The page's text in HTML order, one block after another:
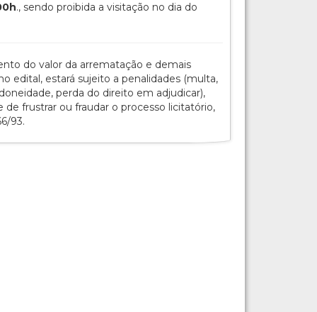
., sendo proibida a visitação no dia do
do valor da arrematação e demais
edital, estará sujeito a penalidades (multa,
perda do direito em adjudicar),
frustrar ou fraudar o processo licitatório,
93.